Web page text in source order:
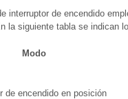
interruptor de encendido
la siguiente tabla se indican
Modo
de encendido en posición